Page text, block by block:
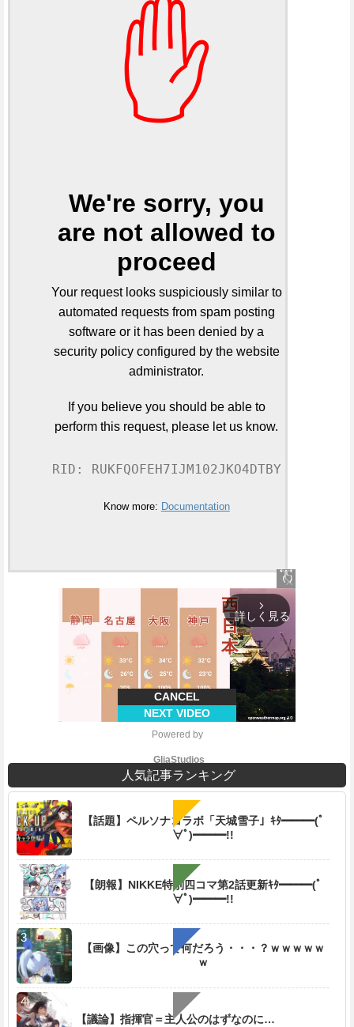
✋
We're sorry, you
are not allowed to
proceed
Your request looks suspiciously similar to
automated requests from spam posting
software or it has been denied by a
security policy configured by the website
administrator.
If you believe you should be able to
perform this request, please let us know.
RID: RUKFQOFEH7IJM102JKO4DTBY
Know more: Documentation
close
arrow_forward_ios
詳しく見る
CANCEL
NEXT VIDEO
e
Powered by
GliaStudios
人気記事ランキング
【話題】ペルソナコラボ「天城雪子」ｷﾀ━━━(ﾟ
∀ﾟ)━━━!!
【朗報】NIKKE特別四コマ第2話更新ｷﾀ━━━(ﾟ
∀ﾟ)━━━!!
【画像】この穴って何だろう・・・？ｗｗｗｗｗ
ｗ
【議論】指揮官＝主人公のはずなのに…